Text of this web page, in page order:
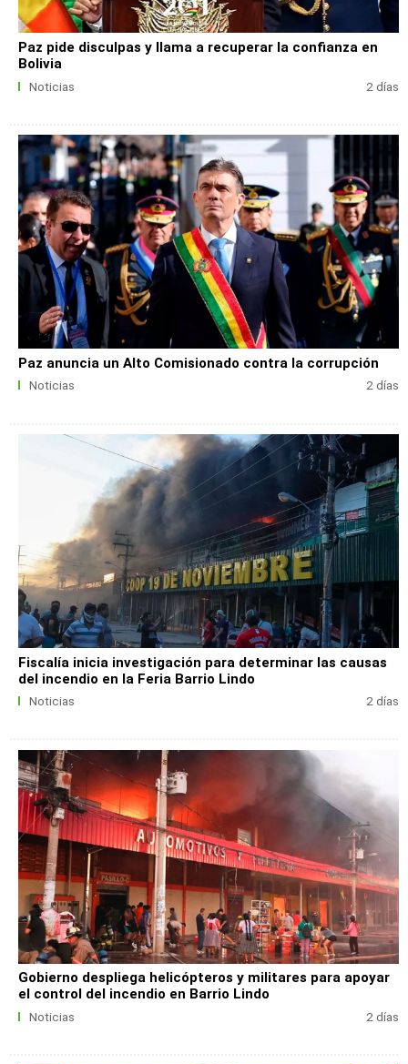
Paz pide disculpas y llama a recuperar la confianza en
Bolivia
Noticias 2 días
Paz anuncia un Alto Comisionado contra la corrupción
Noticias 2 días
Fiscalía inicia investigación para determinar las causas
del incendio en la Feria Barrio Lindo
Noticias 2 días
Gobierno despliega helicópteros y militares para apoyar
el control del incendio en Barrio Lindo
Noticias 2 días